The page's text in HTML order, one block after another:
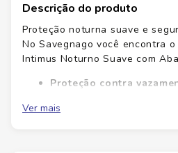
Descrição do produto
Proteção noturna suave e
No Savegnago você encontra
Intimus Noturno Suave com
Proteção contra
Textura suave
Ver mais